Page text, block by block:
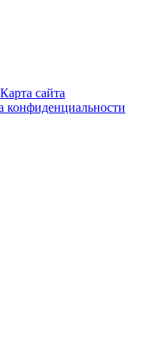
Карта сайта
конфиденциальности